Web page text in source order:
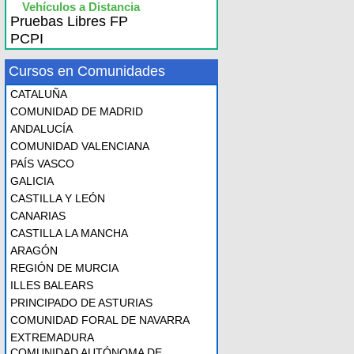
Vehículos a Distancia
Pruebas Libres FP
PCPI
Cursos en Comunidades
CATALUÑA
COMUNIDAD DE MADRID
ANDALUCÍA
COMUNIDAD VALENCIANA
PAÍS VASCO
GALICIA
CASTILLA Y LEÓN
CANARIAS
CASTILLA LA MANCHA
ARAGÓN
REGIÓN DE MURCIA
ILLES BALEARS
PRINCIPADO DE ASTURIAS
COMUNIDAD FORAL DE NAVARRA
EXTREMADURA